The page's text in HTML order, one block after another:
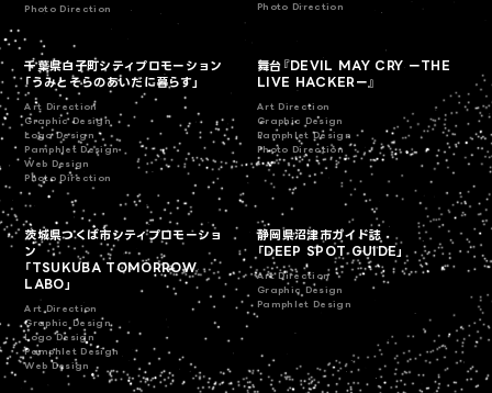
Photo Direction
Photo Direction
千葉県白子町シティプロモーション
「うみとそらのあいだに暮らす」
Art Direction
Graphic Design
Logo Design
Pamphlet Design
Web Design
Photo Direction
舞台『DEVIL MAY CRY ーTHE
LIVE HACKERー』
Art Direction
Graphic Design
Pamphlet Design
Photo Direction
茨城県つくば市シティプロモーショ
ン
「TSUKUBA TOMORROW
LABO」
Art Direction
Graphic Design
Logo Design
Pamphlet Design
Web Design
静岡県沼津市ガイド誌
「DEEP SPOT GUIDE」
Art Direction
Graphic Design
Pamphlet Design